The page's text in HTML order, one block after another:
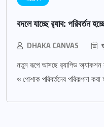
বদলে যাচ্ছে র‌্যাব: পরিবর্তন
DHAKA CANVAS
নতুন রূপে আসছে র‌্যাপিড অ্যাকশন
ও পোশাক পরিবর্তনের পরিকল্পনা